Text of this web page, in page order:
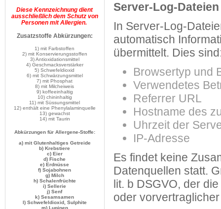
Server-Log-Dateien
In Server-Log-
automatisch
übermittelt. Dies
Browsertyp und
Verwendetes
Referrer URL
Hostname des
Uhrzeit der
IP-Adresse
Es findet keine
Datenquellen statt.
lit. b DSGVO, der
oder
Diese Kennzeichnung dient
ausschließlich dem Schutz von
Personen mit Allergien.
Zusatzstoffe Abkürzungen:
1) mit Farbstoffen
2) mit Konservierungsstoffen
3) Antioxidationsmittel
4) Geschmacksverstärker
5) Schwefeldioxid
6) mit Schwärzungsmittel
7) mit Phosphat
8) mit Milcheiweis
9) koffeeinhaltig
10) chininhaltig
11) mit Süssungsmittel
12) enthält eine Phenylalaminquelle
13) gewachst
14) mit Taurin
Abkürzungen für Allergene-Stoffe:
a) mit Glutenhaltiges Getreide
b) Krebstiere
c) Eier
d) Fische
e) Erdnüsse
f) Sojabohnen
g) Milch
h) Schalenfrüchte
i) Sellerie
j) Senf
k) Sesamsamen